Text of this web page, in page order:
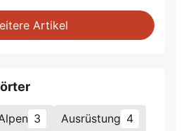
Artikel
3 Ausrüstung 4